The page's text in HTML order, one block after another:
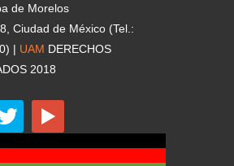
de Morelos
Ciudad de México (Tel.:
| UAM DERECHOS
2018